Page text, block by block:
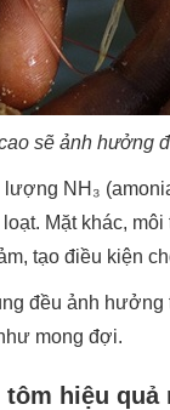
sẽ ảnh hưởng
NH₃
Mặt khác,
tạo điều kiện
đều ảnh
mong đợi.
hiệu quả